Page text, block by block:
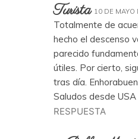
Turista 10 DE MAYO
Totalmente de
hecho el descenso
parecido
útiles. Por cierto,
tras día.
Saludos desde USA
RESPUESTA